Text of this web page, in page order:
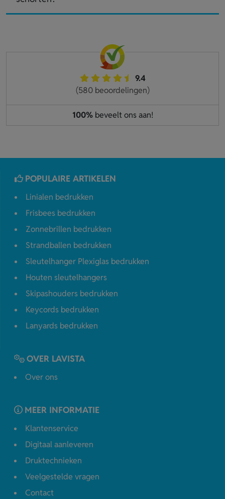
9.4
(580 beoordelingen)
100%beveelt ons aan!
POPULAIRE ARTIKELEN
Linialen bedrukken
Frisbees bedrukken
Zonnebrillen bedrukken
Strandballen bedrukken
Sleutelhanger Plexiglas bedrukken
Houten sleutelhangers
Skipashouders bedrukken
Keycords bedrukken
Lanyards bedrukken
OVER LAVISTA
Over ons
MEER INFORMATIE
Klantenservice
Digitaal aanleveren
Druktechnieken
Veelgestelde vragen
Contact